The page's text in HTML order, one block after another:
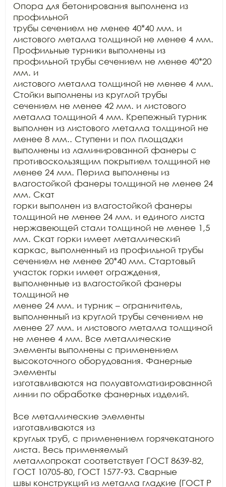
Опора для бетонирования выполнена из
профильной
трубы сечением не менее 40*40 мм. и
листового металла толщиной не менее 4 мм.
Профильные турники выполнены из
профильной трубы сечением не менее 40*20
мм. и
листового металла толщиной не менее 4 мм.
Стойки выполнены из круглой трубы
сечением не менее 42 мм. и листового
металла толщиной 4 мм. Крепежный турник
выполнен из листового металла толщиной не
менее 8 мм.. Ступени и пол площадки
выполнены из ламинированной фанеры с
противоскользящим покрытием толщиной не
менее 24 мм. Перила выполнены из
влагостойкой фанеры толщиной не менее 24
мм. Скат
горки выполнен из влагостойкой фанеры
толщиной не менее 24 мм. и единого листа
нержавеющей стали толщиной не менее 1,5
мм. Скат горки имеет металлический
каркас, выполненный из профильной трубы
сечением не менее 20*40 мм. Стартовый
участок горки имеет ограждения,
выполненные из влагостойкой фанеры
толщиной не
менее 24 мм. и турник – ограничитель,
выполненный из круглой трубы сечением не
менее 27 мм. и листового металла толщиной
не менее 4 мм. Все металлические
элементы выполнены с применением
высокоточного оборудования. Фанерные
элементы
изготавливаются на полуавтоматизированной
линии по обработке фанерных изделий.
Все металлические элементы
изготавливаются из
круглых труб, с применением горячекатаного
листа. Весь применяемый
металлопрокат соответствует ГОСТ 8639-82,
ГОСТ 10705-80, ГОСТ 1577-93. Сварные
швы конструкций из металла гладкие (ГОСТ Р